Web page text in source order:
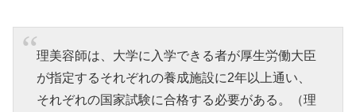
理美容師は、大学に入学できる者が厚生労働大臣
が指定するそれぞれの養成施設に2年以上通い、
それぞれの国家試験に合格する必要がある。（理